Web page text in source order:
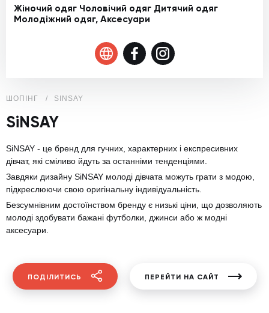
Жіночий одяг Чоловічий одяг Дитячий одяг
Молодіжний одяг,Аксесуари
ШОПІНГ SINSAY
SiNSAY
SiNSAY - це бренд для гучних, характерних і експресивних
дівчат, які сміливо йдуть за останніми тенденціями.
Завдяки дизайну SiNSAY молоді дівчата можуть грати з модою,
підкреслюючи свою оригінальну індивідуальність.
Безсумнівним достоїнством бренду є низькі ціни,
що дозволяють
молоді здобувати бажані футболки, джинси або ж модні
аксесуари.
ПОДІЛИТИСЬ ПЕРЕЙТИ НА САЙТ